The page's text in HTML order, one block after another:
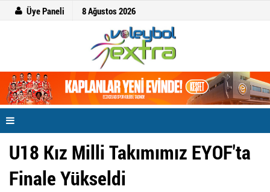
Üye Paneli 8 Ağustos 2026
U18 Kız Milli Takımımız EYOF'ta
Finale Yükseldi